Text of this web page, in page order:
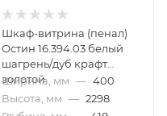
Шкаф-витрина (пенал)
Остин 16.394.03 белый
шагрень/дуб крафт
золотой
Ширина, мм — 400
Высота, мм — 2298